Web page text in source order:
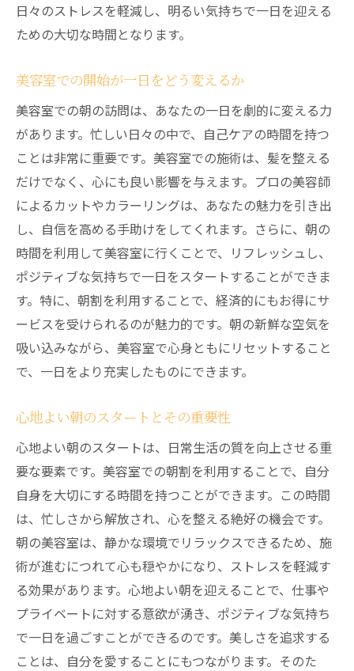
日々のストレスを軽減し、明るい気持ちで一日を迎える
ための大切な時間となります。
美容室での開始が一日をどう変えるか
美容室での朝の訪問は、あなたの一日を劇的に変える力
があります。忙しい日々の中で、自己ケアの時間を持つ
ことは非常に重要です。美容室での施術は、髪を整える
だけでなく、心にも良い影響を与えます。プロの美容師
によるカットやカラーリングは、あなたの魅力を引き出
し、自信を高める手助けをしてくれます。さらに、朝の
時間を利用して美容室に行くことで、リフレッシュし、
ポジティブな気持ちで一日をスタートすることができま
す。特に、朝割を利用することで、経済的にもお得にサ
ービスを受けられるのが魅力的です。朝の新鮮な空気を
吸い込みながら、美容室で心身ともにリセットすること
で、一日をより充実したものにできます。
心地よい朝のスタートとその重要性
心地よい朝のスタートは、日常生活の質を向上させる重
要な要素です。美容室での朝割を利用することで、自分
自身を大切にする時間を持つことができます。この時間
は、忙しさから解放され、心を整える絶好の機会です。
朝の美容室は、静かな環境でリラックスできるため、施
術が進むにつれて心も穏やかになり、ストレスを軽減す
る効果があります。心地よい朝を迎えることで、仕事や
プライベートに対する意欲が湧き、ポジティブな気持ち
で一日を過ごすことができるのです。美しさを追求する
ことは、自分を愛することにもつながります。そのた